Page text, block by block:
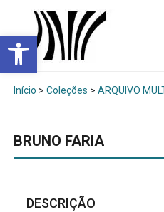
Abrir a barra de
Início > Coleções > ARQUIVO
BRUNO FARIA
DESCRIÇÃO